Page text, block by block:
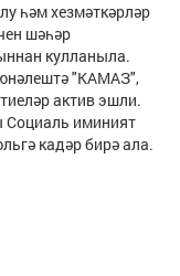
һәм хезмәткәрләр
шәһәр
кулланыла.
юнәлештә "КАМАЗ",
актив эшли.
Социаль иминият
кадәр бирә ала.